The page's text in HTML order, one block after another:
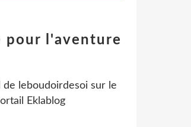
pour l'aventure
de leboudoirdesoisur le
Eklablog